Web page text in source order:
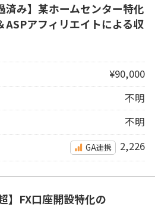
済み】某ホームセンター特化
ASPアフィリエイトによる収
¥90,000
不明
不明
GA連携 2,226
】FX口座開設特化の